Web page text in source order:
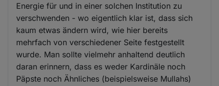
Energie für und in einer solchen Institution zu
verschwenden - wo eigentlich klar ist, dass sich
kaum etwas ändern wird, wie hier bereits
mehrfach von verschiedener Seite festgestellt
wurde. Man sollte vielmehr anhaltend deutlich
daran erinnern, dass es weder Kardinäle noch
Päpste noch Ähnliches (beispielsweise Mullahs)